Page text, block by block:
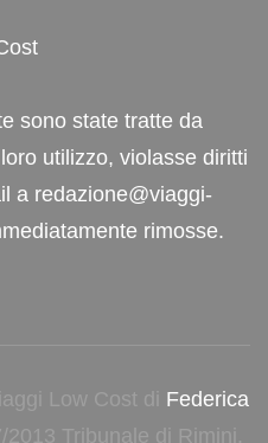
sono state tratte da
utilizzo, violasse diritti
a redazione@viaggi-
rimosse.
Low Cost di Federica
2013 Tribunale di Rimini.